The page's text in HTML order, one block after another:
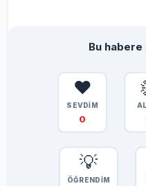
Bu
❤️
SEVDİM
0
💡
ÖĞRENDİM